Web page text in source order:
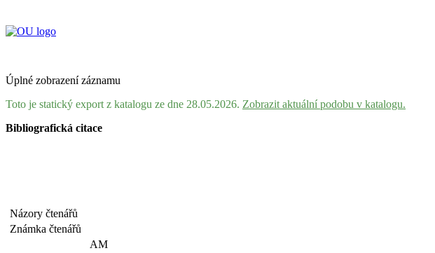
Úplné zobrazení záznamu
Toto je statický export z katalogu ze dne 28.05.2026. Zobrazit aktuální podobu v katalogu.
Bibliografická citace
Názory čtenářů
Známka čtenářů
AM